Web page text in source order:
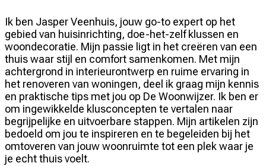
Ik ben Jasper Veenhuis, jouw go-to expert op het
gebied van huisinrichting, doe-het-zelf klussen en
woondecoratie. Mijn passie ligt in het creëren van een
thuis waar stijl en comfort samenkomen. Met mijn
achtergrond in interieurontwerp en ruime ervaring in
het renoveren van woningen, deel ik graag mijn kennis
en praktische tips met jou op De Woonwijzer. Ik ben er
om ingewikkelde klusconcepten te vertalen naar
begrijpelijke en uitvoerbare stappen. Mijn artikelen zijn
bedoeld om jou te inspireren en te begeleiden bij het
omtoveren van jouw woonruimte tot een plek waar je
je echt thuis voelt.